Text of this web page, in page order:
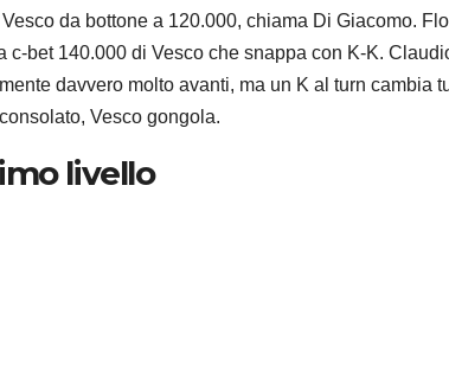
da bottone a 120.000, chiama Di Giacomo.
bet 140.000 di Vesco che snappa con K-K.
davvero molto avanti, ma un K al turn cambia
Vesco gongola.
livello